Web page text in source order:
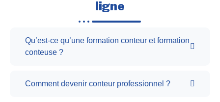
ligne
Qu’est-ce qu’une formation conteur et formation
conteuse ?
Comment devenir conteur professionnel ?